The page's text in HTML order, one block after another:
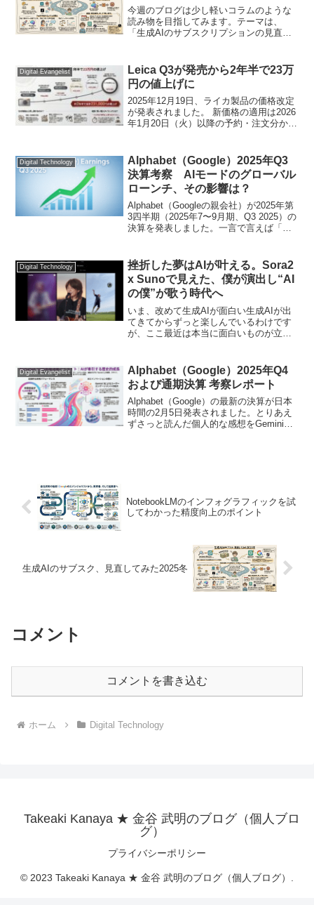
今週のブログは少し軽いコラムのような
読み物を目指してみます。テーマは、
「生成AIのサブスクリプションの見直
AIサブスクの“リアルな見直し”について、
率直に書いてみたいと...
Digital Evangelist
Leica Q3が発売から2年半で23万
円の値上げに
2025年12月19日、ライカ製品の価格改定
が発表されました。 新価格の適用は2026
年1月20日（火）以降の予約・注文分から
1,034,000円（税込）から1,...
Digital Technology
Alphabet（Google）2025年Q3
決算考察 AIモードのグローバル
ローンチ、その影響は？
Alphabet（Googleの親会社）が2025年第
3四半期（2025年7〜9月期、Q3 2025）の
決算を発表しました。一言で言えば「絶
念されていましたが、今四...
Digital Technology
挫折した夢はAIが叶える。Sora2
x Sunoで見えた、僕が演出し“AI
の僕”が歌う時代へ
いま、改めて生成AIが面白い生成AIが出
てきてからずっと楽しんでいるわけです
が、ここ最近は本当に面白いものが立て
うか、ソーシャルというか、のSora2。他
にも、...
Digital Evangelist
Alphabet（Google）2025年Q4
および通期決算 考察レポート
Alphabet（Google）の最新の決算が日本
時間の2月5日発表されました。とりあえ
ずさっと読んだ個人的な感想をGeminiと
NotebookLMのインフォグラフィックを試
してわかった精度向上のポイント
生成AIのサブスク、見直してみた2025冬
コメント
コメントを書き込む
ホーム Digital Technology
Takeaki Kanaya ★ 金谷 武明のブログ（個人ブロ
グ）
プライバシーポリシー
© 2023 Takeaki Kanaya ★ 金谷 武明のブログ（個人ブログ）.